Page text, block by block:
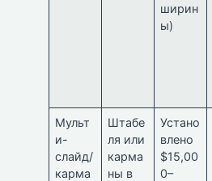
ширин
ы)
Мульт
и-
слайд/
карма
Штабе
ля или
карма
ны в
Устано
влено
$15,00
0–